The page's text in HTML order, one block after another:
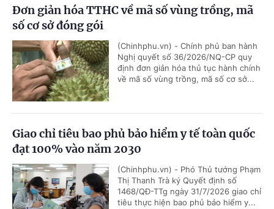
Đơn giản hóa TTHC về mã số vùng trồng, mã
số cơ sở đóng gói
(Chinhphu.vn) - Chính phủ ban hành
Nghị quyết số 36/2026/NQ-CP quy
định đơn giản hóa thủ tục hành chính
về mã số vùng trồng, mã số cơ sở...
Giao chỉ tiêu bao phủ bảo hiểm y tế toàn quốc
đạt 100% vào năm 2030
(Chinhphu.vn) - Phó Thủ tướng Phạm
Thị Thanh Trà ký Quyết định số
1468/QĐ-TTg ngày 31/7/2026 giao chỉ
tiêu thực hiện bao phủ bảo hiểm y...